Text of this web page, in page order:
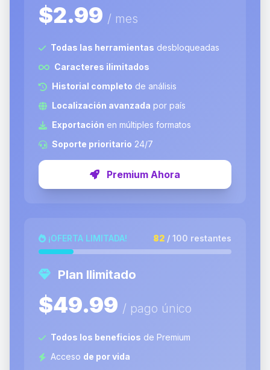
$2.99 / mes
Todas las herramientas desbloqueadas
Caracteres ilimitados
Historial completo de análisis
Localización avanzada por país
Exportación en múltiples formatos
Soporte prioritario 24/7
Premium Ahora
¡OFERTA LIMITADA! 82 / 100 restantes
Plan Ilimitado
$49.99 / pago único
Todos los beneficios de Premium
Acceso de por vida